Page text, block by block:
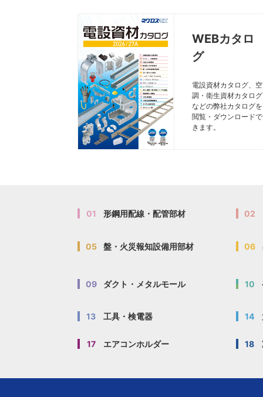
WEBカタロ
グ
電設資材カタログ、空
調・衛生資材カタログ
などの弊社カタログを
閲覧・ダウンロードで
きます。
01 形鋼用配線・配管部材 02
05 盤・火災報知設備用部材 06
09 ダクト・メタルモール 10
13 工具・検電器 14
17 エアコンホルダー 18